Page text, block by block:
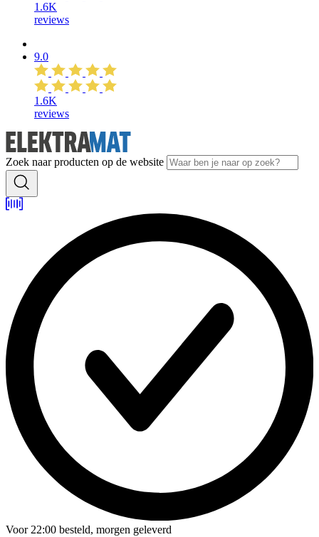
1.6K
reviews
9.0
1.6K
reviews
Zoek naar producten op de website
Voor22:00 besteld, morgen geleverd